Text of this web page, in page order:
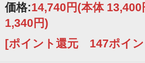
価格:14,740円(本体 13,400
1,340円)
[ポイント還元 147ポイ